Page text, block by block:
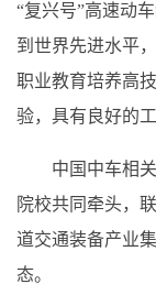
“复兴号”高速动
到世界先进水平
职业教育培养高
验，具有良好的
中国中车相关
院校共同牵头，
道交通装备产业
态。